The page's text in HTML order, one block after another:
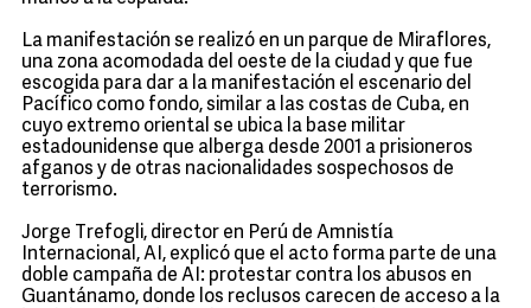
La manifestación se realizó en un parque de Miraflores,
una zona acomodada del oeste de la ciudad y que fue
escogida para dar a la manifestación el escenario del
Pacífico como fondo, similar a las costas de Cuba, en
cuyo extremo oriental se ubica la base militar
estadounidense que alberga desde 2001 a prisioneros
afganos y de otras nacionalidades sospechosos de
terrorismo.
Jorge Trefogli, director en Perú de Amnistía
Internacional, AI, explicó que el acto forma parte de una
doble campaña de AI: protestar contra los abusos en
Guantánamo, donde los reclusos carecen de acceso a la